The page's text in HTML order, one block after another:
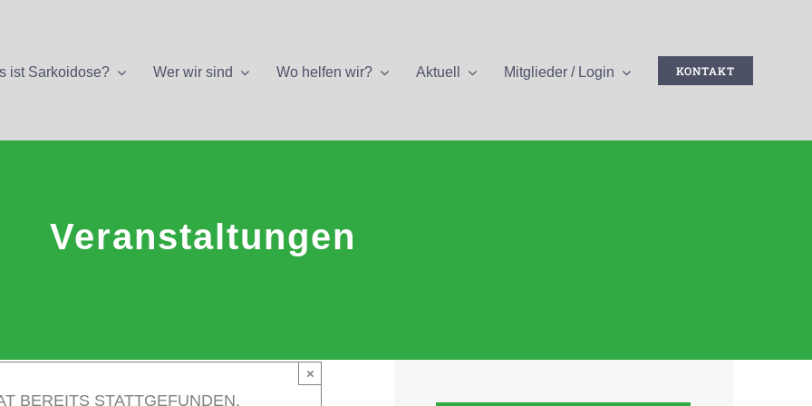
ist Sarkoidose? Wer wir sind Wo helfen wir? Aktuell Mitglieder / Login KONTAKT
Veranstaltungen
BEREITS STATTGEFUNDEN.
×